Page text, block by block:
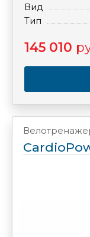
Вид
Тип
145 010